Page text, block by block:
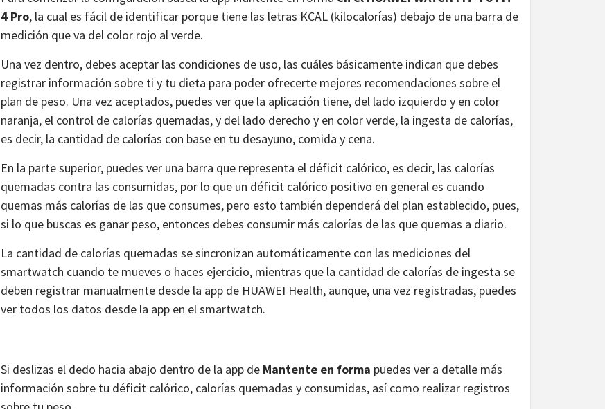
4 Pro, la cual es fácil de identificar porque tiene las letras KCAL (kilocalorías) debajo de una barra de
medición que va del color rojo al verde.
Una vez dentro, debes aceptar las condiciones de uso, las cuáles básicamente indican que debes
registrar información sobre ti y tu dieta para poder ofrecerte mejores recomendaciones sobre el
plan de peso. Una vez aceptados, puedes ver que la aplicación tiene, del lado izquierdo y en color
naranja, el control de calorías quemadas, y del lado derecho y en color verde, la ingesta de calorías,
es decir, la cantidad de calorías con base en tu desayuno, comida y cena.
En la parte superior, puedes ver una barra que representa el déficit calórico, es decir, las calorías
quemadas contra las consumidas, por lo que un déficit calórico positivo en general es cuando
quemas más calorías de las que consumes, pero esto también dependerá del plan establecido, pues,
si lo que buscas es ganar peso, entonces debes consumir más calorías de las que quemas a diario.
La cantidad de calorías quemadas se sincronizan automáticamente con las mediciones del
smartwatch cuando te mueves o haces ejercicio, mientras que la cantidad de calorías de ingesta se
deben registrar manualmente desde la app de HUAWEI Health, aunque, una vez registradas, puedes
ver todos los datos desde la app en el smartwatch.
Si deslizas el dedo hacia abajo dentro de la app de Mantente en forma puedes ver a detalle más
información sobre tu déficit calórico, calorías quemadas y consumidas, así como realizar registros